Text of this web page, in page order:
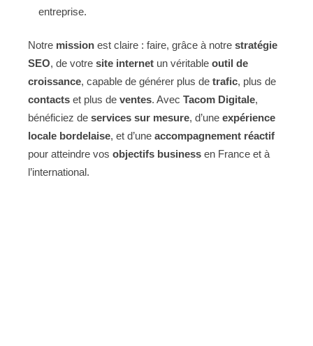
entreprise.
Notre mission est claire : faire, grâce à notre stratégie
SEO, de votre site internet un véritable outil de
croissance, capable de générer plus de trafic, plus de
contacts et plus de ventes. Avec Tacom Digitale,
bénéficiez de services sur mesure, d’une expérience
locale bordelaise, et d’une accompagnement réactif
pour atteindre vos objectifs business en France et à
l’international.